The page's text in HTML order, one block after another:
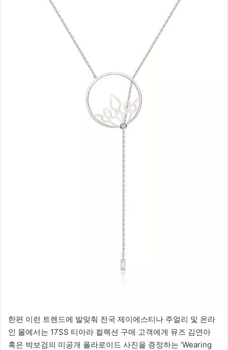
한편 이런 트렌드에 발맞춰 전국 제이에스티나 주얼리 및 온라
인 몰에서는 17SS 티아라 컬렉션 구매 고객에게 뮤즈 김연아
혹은 박보검의 미공개 폴라로이드 사진을 증정하는 ‘Wearing